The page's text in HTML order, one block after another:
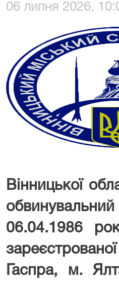
06 липня 2026,
Вінницької
06.04.1986
Гаспра, м.